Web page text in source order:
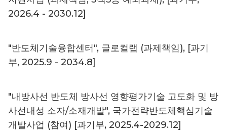
2026.4 - 2030.12]
"반도체기술융합센터", 글로컬랩 (과제책임), [과기
부, 2025.9 - 2034.8]
"내방사선 반도체 방사선 영향평가기술 고도화 및 방
사선내성 소자/소재개발", 국가전략반도체핵심기술
개발사업 (참여) [과기부, 2025.4-2029.12]